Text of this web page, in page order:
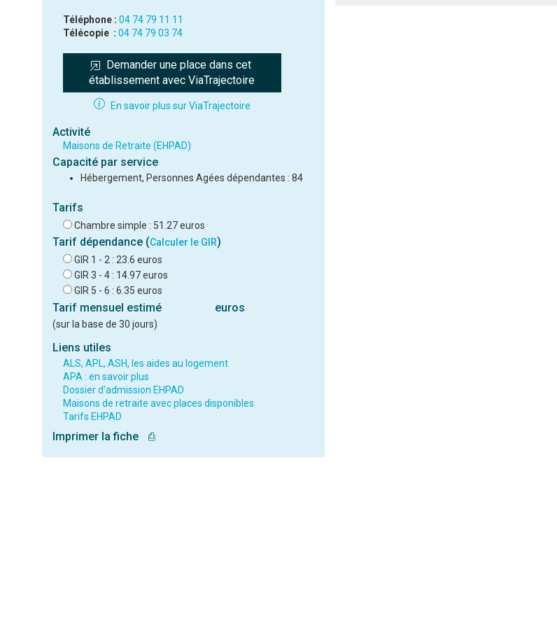
Téléphone : 04 74 79 11 11
Télécopie : 04 74 79 03 74
Demander une place dans cet
établissement avec ViaTrajectoire
En savoir plus sur ViaTrajectoire
Activité
Maisons de Retraite (EHPAD)
Capacité par service
Hébergement, Personnes Agées dépendantes : 84
Tarifs
Chambre simple : 51.27 euros
Tarif dépendance (Calculer le GIR)
GIR 1 - 2 : 23.6 euros
GIR 3 - 4 : 14.97 euros
GIR 5 - 6 : 6.35 euros
Tarif mensuel estimé euros
(sur la base de 30 jours)
Liens utiles
ALS, APL, ASH, les aides au logement
APA : en savoir plus
Dossier d'admission EHPAD
Maisons de retraite avec places disponibles
Tarifs EHPAD
Imprimer la fiche ⎙